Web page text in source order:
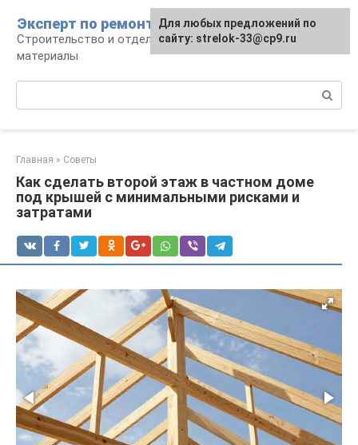
контенту
Эксперт по ремонту
Строительство и отделка: работы и
материалы
Главная » Советы
Как сделать второй этаж в частном доме
под крышей с минимальными рисками и
затратами
Для любых предложений по
сайту: strelok-33@cp9.ru
Для любых предложений по
сайту: strelok-33@cp9.ru